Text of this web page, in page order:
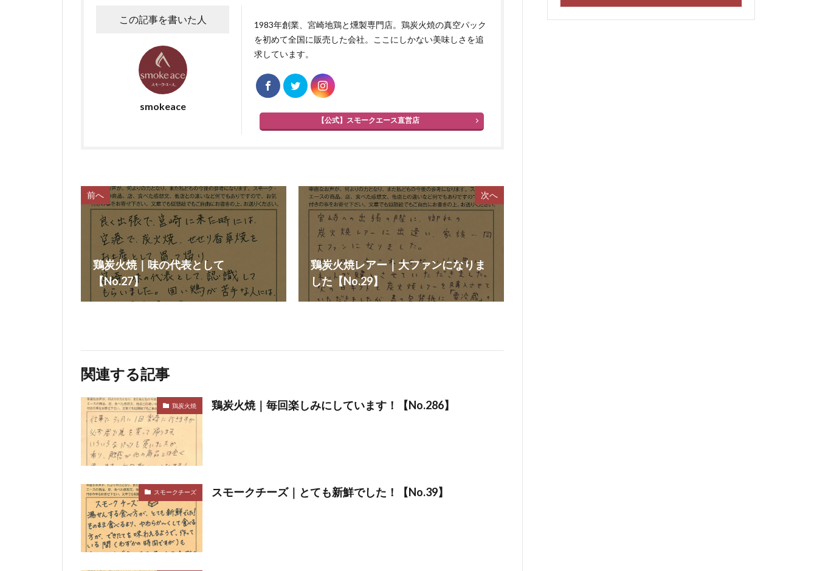
この記事を書いた人
smokeace
1983年創業、宮崎地鶏と燻製専門店。鶏炭火焼の真空パック
を初めて全国に販売した会社。ここにしかない美味しさを追
求しています。
【公式】スモークエース直営店
前へ
鶏炭火焼｜味の代表として
【No.27】
次へ
鶏炭火焼レアー｜大ファンになりま
した【No.29】
関連する記事
鶏炭火焼 鶏炭火焼｜毎回楽しみにしています！【No.286】
スモークチーズ スモークチーズ｜とても新鮮でした！【No.39】